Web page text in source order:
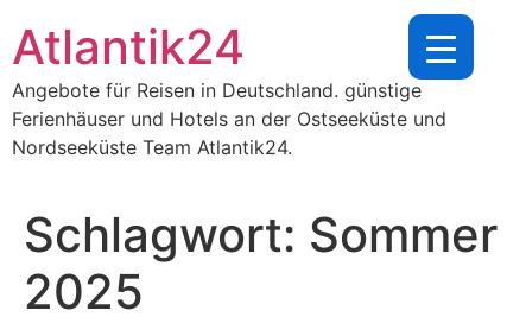
Inhalt
springen
Atlantik24
Angebote für Reisen in Deutschland. günstige
Ferienhäuser und Hotels an der Ostseeküste und
Nordseeküste Team Atlantik24.
Schlagwort: Sommer
2025